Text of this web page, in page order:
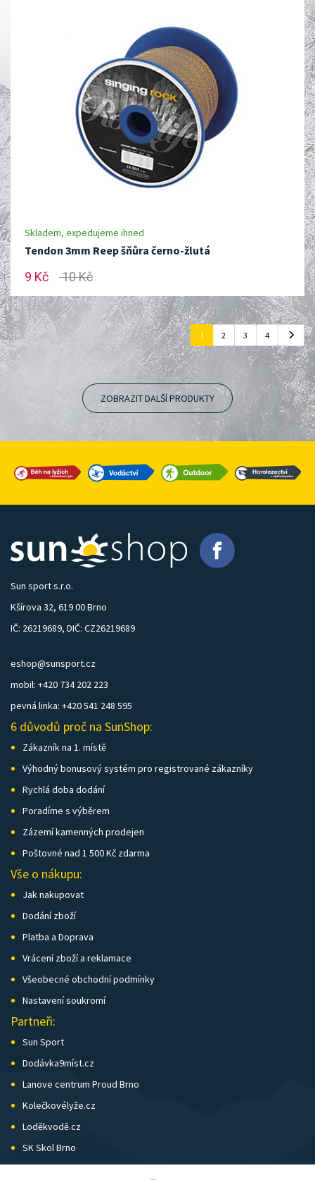
Skladem, expedujeme ihned
Tendon 3mm Reep šňůra černo-žlutá
9 Kč 10 Kč
1 2 3 4
ZOBRAZIT DALŠÍ PRODUKTY
Sun sport s.r.o.
Kšírova 32, 619 00 Brno
IČ: 26219689, DIČ: CZ26219689
eshop@sunsport.cz
mobil: +420 734 202 223
pevná linka: +420 541 248 595
6 důvodů proč na SunShop:
Zákazník na 1. místě
Výhodný bonusový systém pro registrované zákazníky
Rychlá doba dodání
Poradíme s výběrem
Zázemí kamenných prodejen
Poštovné nad 1 500 Kč zdarma
Vše o nákupu:
Jak nakupovat
Dodání zboží
Platba a Doprava
Vrácení zboží a reklamace
Všeobecné obchodní podmínky
Nastavení soukromí
Partneři:
Sun Sport
Dodávka9míst.cz
Lanove centrum Proud Brno
Kolečkovélyže.cz
Loděkvodě.cz
SK Skol Brno
Biatlon Brno